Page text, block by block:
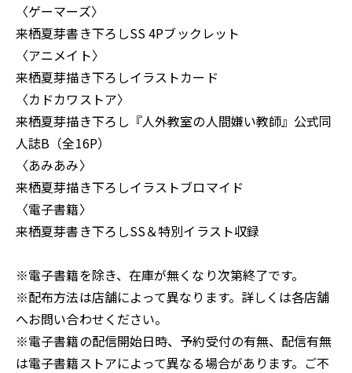
〈ゲーマーズ〉
来栖夏芽書き下ろしSS 4Pブックレット
〈アニメイト〉
来栖夏芽描き下ろしイラストカード
〈カドカワストア〉
来栖夏芽描き下ろし『人外教室の人間嫌い教師』公式同
人誌B（全16P）
〈あみあみ〉
来栖夏芽描き下ろしイラストブロマイド
〈電子書籍〉
来栖夏芽書き下ろしSS＆特別イラスト収録
※電子書籍を除き、在庫が無くなり次第終了です。
※配布方法は店舗によって異なります。詳しくは各店舗
へお問い合わせください。
※電子書籍の配信開始日時、予約受付の有無、配信有無
は電子書籍ストアによって異なる場合があります。ご不